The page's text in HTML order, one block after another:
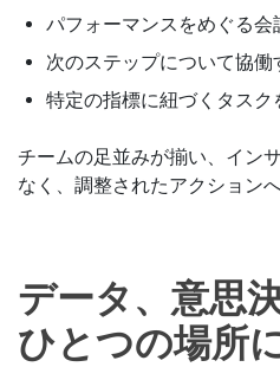
パフォーマンスをめぐる会
次のステップについて協働
特定の指標に紐づくタスク
チームの足並みが揃い、イン
なく、調整されたアクション
データ、意思
ひとつの場所